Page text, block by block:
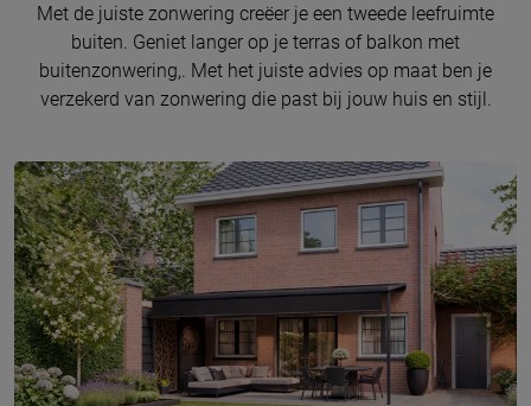
Met de juiste zonwering creëer je een tweede leefruimte
buiten. Geniet langer op je terras of balkon met
buitenzonwering,. Met het juiste advies op maat ben je
verzekerd van zonwering die past bij jouw huis en stijl.